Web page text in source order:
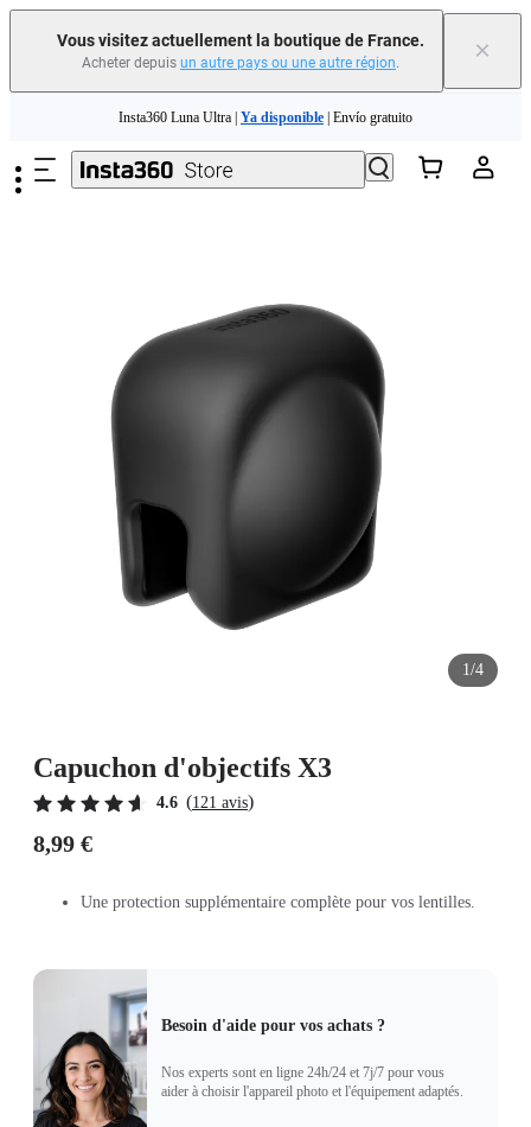
Vous visitez actuellement la boutique de France.
Acheter depuis un autre pays ou une autre région. ×
Need shopping help? | Chat with our experts now!
Insta360 Luna Ultra | Ya disponible | Envío gratuito
1/4
Capuchon d'objectifs X3
4.6 (121 avis)
8,99 €
Une protection supplémentaire complète pour vos lentilles.
Besoin d'aide pour vos achats ?
Nos experts sont en ligne 24h/24 et 7j/7 pour vous
aider à choisir l'appareil photo et l'équipement adaptés.